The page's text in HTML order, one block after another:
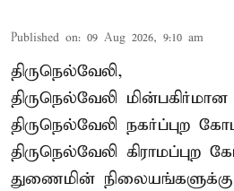
Published on: 09 Aug 2026, 9:10 am
திருநெல்வேலி,
திருநெல்வேலி
திருநெல்வேலி நகர்ப்புற
திருநெல்வேலி
துணைமின்